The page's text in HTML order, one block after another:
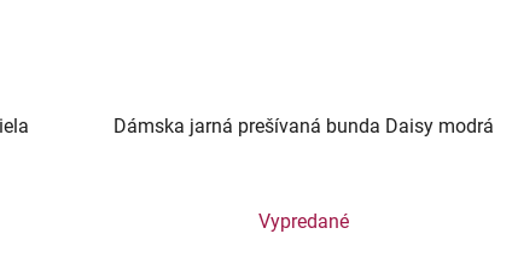
Dámska jarná prešívaná bunda Daisy modrá
Vypredané